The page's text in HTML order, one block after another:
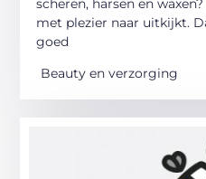
met plezier naar uitkijkt.
goed
Beauty en verzorging